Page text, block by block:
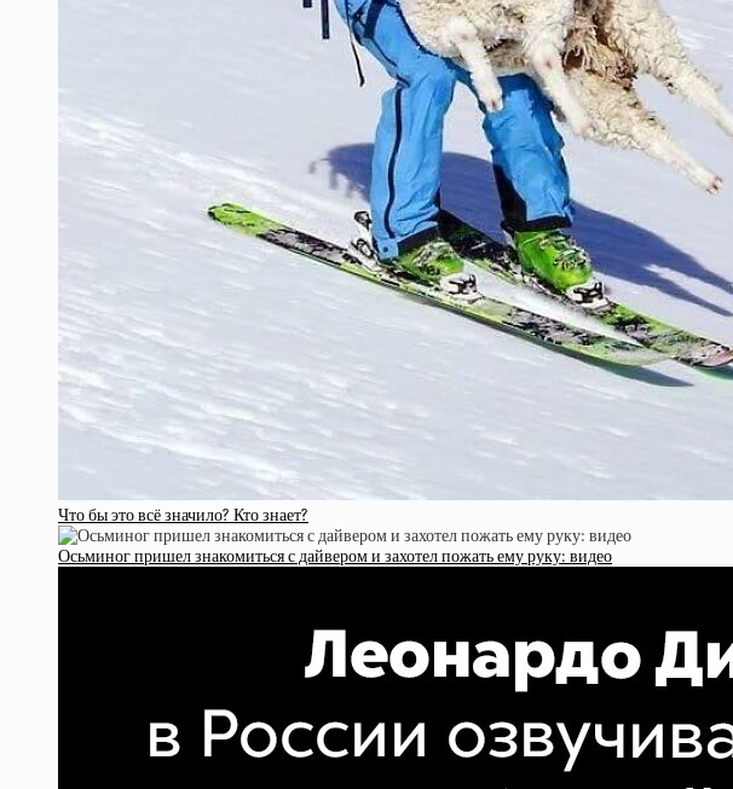
Что бы это всё значило? Кто знает?
Осьминог пришел знакомиться с дайвером и захотел пожать ему руку: видео